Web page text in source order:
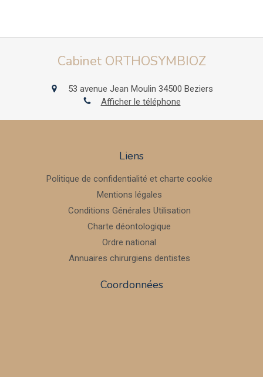
Cabinet ORTHOSYMBIOZ
53 avenue Jean Moulin 34500 Beziers
Afficher le téléphone
Liens
Politique de confidentialité et charte cookie
Mentions légales
Conditions Générales Utilisation
Charte déontologique
Ordre national
Annuaires chirurgiens dentistes
Coordonnées